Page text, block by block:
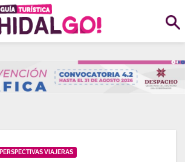
PERSPECTIVAS VIAJERAS